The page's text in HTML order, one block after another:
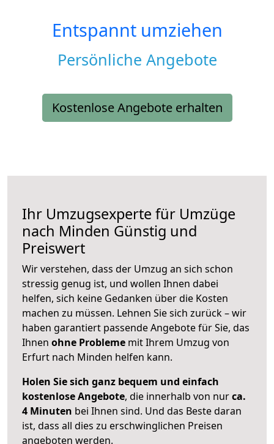
Entspannt umziehen
Persönliche Angebote
Kostenlose Angebote erhalten
Ihr Umzugsexperte für Umzüge
nach Minden Günstig und
Preiswert
Wir verstehen, dass der Umzug an sich schon
stressig genug ist, und wollen Ihnen dabei
helfen, sich keine Gedanken über die Kosten
machen zu müssen. Lehnen Sie sich zurück – wir
haben garantiert passende Angebote für Sie, das
Ihnen ohne Probleme mit Ihrem Umzug von
Erfurt nach Minden helfen kann.
Holen Sie sich ganz bequem und einfach
kostenlose Angebote, die innerhalb von nurca.
4 Minuten bei Ihnen sind. Und das Beste daran
ist, dass all dies zu erschwinglichen Preisen
angeboten werden.